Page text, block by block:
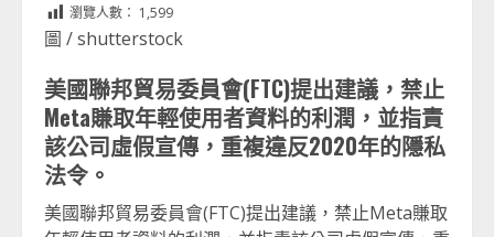
瀏覽人數： 1,599
圖 / shutterstock
美國聯邦貿易委員會(FTC)提出建議，禁止
Meta賺取年輕使用者資料的利潤，並指責
該公司虛假宣傳，重複違反2020年的隱私
法令。
美國聯邦貿易委員會(FTC)提出建議，禁止Meta賺取